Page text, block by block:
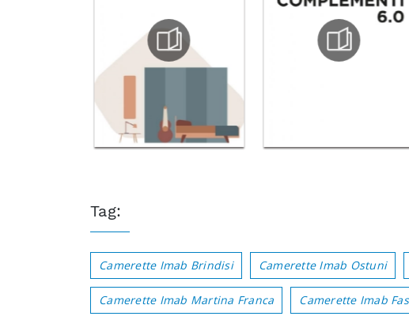
Tag:
Camerette Imab Brindisi Camerette Imab Ostuni
Camerette Imab Martina Franca Camerette Imab